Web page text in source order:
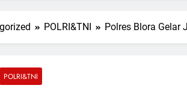
POLRI&TNI Polres Blora Gelar
POLRI&TNI